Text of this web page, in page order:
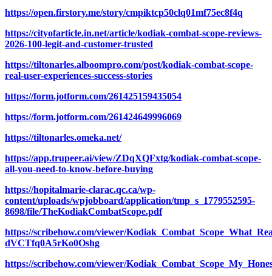
https://open.firstory.me/story/cmpiktcp50clq01mf75ec8f4q
https://cityofarticle.in.net/article/kodiak-combat-scope-reviews-
2026-100-legit-and-customer-trusted
https://tiltonarles.alboompro.com/post/kodiak-combat-scope-
real-user-experiences-success-stories
https://form.jotform.com/261425159435054
https://form.jotform.com/261424649996069
https://tiltonarles.omeka.net/
https://app.trupeer.ai/view/ZDqXQFxtg/kodiak-combat-scope-
all-you-need-to-know-before-buying
https://hopitalmarie-clarac.qc.ca/wp-
content/uploads/wpjobboard/application/tmp_s_1779552595-
8698/file/TheKodiakCombatScope.pdf
https://scribehow.com/viewer/
dVCTfq0A5rKo0Oshg
https://scribehow.com/viewer/